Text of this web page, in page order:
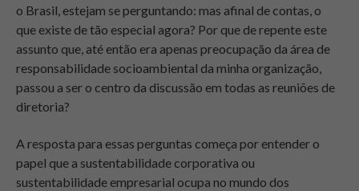
o Brasil, estejam se perguntando: mas afinal de contas, o
que existe de tão especial agora? Por que de repente este
assunto que, até então era apenas preocupação da área de
responsabilidade socioambiental da minha organização,
passou a ser o centro da discussão em todas as reuniões de
diretoria?
A resposta para essas perguntas começa por entender o
papel que a sustentabilidade corporativa ou
sustentabilidade empresarial ocupa no mundo dos